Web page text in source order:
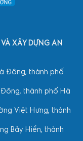
XÂY DỰNG AN
Đông, thành phố
Đông, thành phố Hà
Việt Hưng, thành
Bảy Hiền, thành